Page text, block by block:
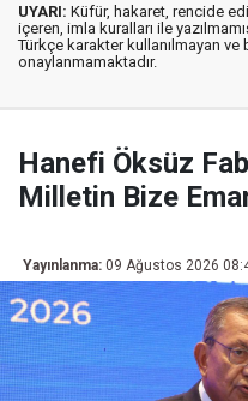
UYARI: Küfür, hakaret, rencide
içeren, imla kuralları ile
Türkçe karakter kullanılmayan ve
onaylanmamaktadır.
Hanefi Öksüz
Milletin Bize
Yayınlanma: 09 Ağustos 2026